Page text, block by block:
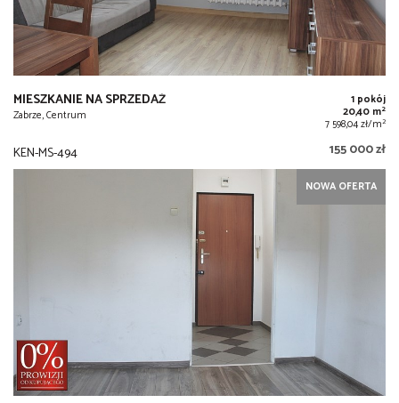
MIESZKANIE NA SPRZEDAŻ
Zabrze, Centrum
1 pokój
20,40 m2
7 598,04 zł/m2
KEN-MS-494 155 000 zł
NOWA OFERTA